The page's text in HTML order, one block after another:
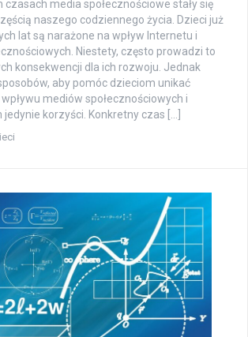
czasach media społecznościowe stały się
naszego codziennego życia. Dzieci już
lat są narażone na wpływ Internetu i
Niestety, często prowadzi to
konsekwencji dla ich rozwoju. Jednak
aby pomóc dzieciom unikać
mediów społecznościowych i
korzyści. Konkretny czas […]